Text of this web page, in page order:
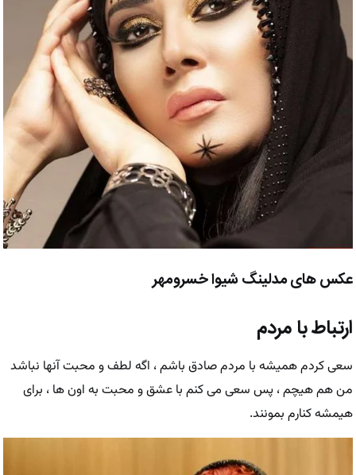
عکس های مدلینگ شیوا خسرومهر
ارتباط با مردم
سعی کردم همیشه با مردم صادق باشم ، اگه لطف و محبت آنها نباشد
من هم هیچم ، پس سعی می کنم با عشق و محبت به اون ها ، برای
هیمشه کنارم بمونند.